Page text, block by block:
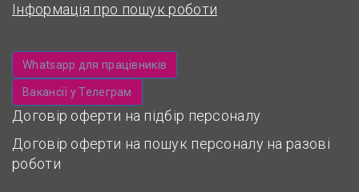
Інформація про пошук роботи
Whatsapp для працівників
Вакансії у Телеграм
Договір оферти на підбір персоналу
Договір оферти на пошук персоналу на разові
роботи